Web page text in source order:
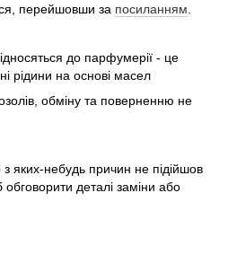
перейшовши за посиланням
до парфумерії - це
рідини на основі масел
обміну та поверненню не
яких-небудь причин не підійшов
деталі заміни або